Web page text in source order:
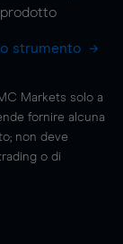
strumento
Markets solo a
fornire alcuna
non deve
o di